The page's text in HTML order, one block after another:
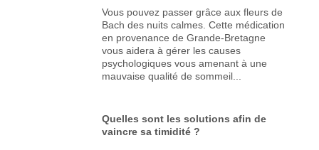
Vous pouvez passer grâce aux fleurs de
Bach des nuits calmes. Cette médication
en provenance de Grande-Bretagne
vous aidera à gérer les causes
psychologiques vous amenant à une
mauvaise qualité de sommeil...
Quelles sont les solutions afin de
vaincre sa timidité ?